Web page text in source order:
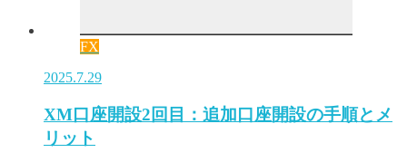
FX
2025.7.29
XM口座開設2回目：追加口座開設の手順とメ
リット